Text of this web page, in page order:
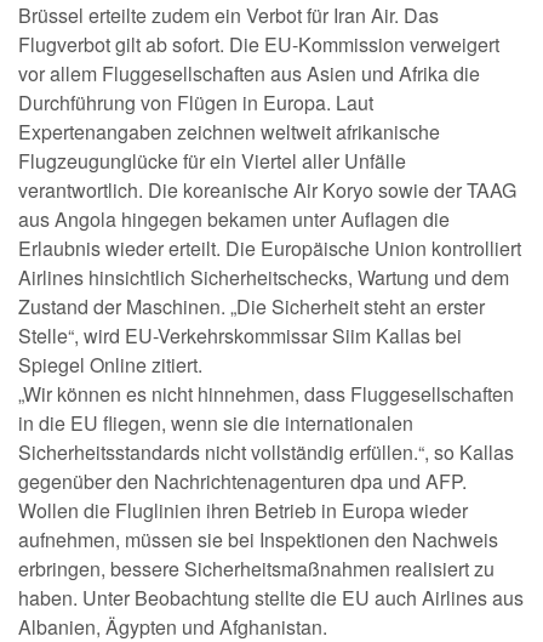
Brüssel erteilte zudem ein Verbot für Iran Air. Das
Flugverbot gilt ab sofort. Die EU-Kommission verweigert
vor allem Fluggesellschaften aus Asien und Afrika die
Durchführung von Flügen in Europa. Laut
Expertenangaben zeichnen weltweit afrikanische
Flugzeugunglücke für ein Viertel aller Unfälle
verantwortlich. Die koreanische Air Koryo sowie der TAAG
aus Angola hingegen bekamen unter Auflagen die
Erlaubnis wieder erteilt. Die Europäische Union kontrolliert
Airlines hinsichtlich Sicherheitschecks, Wartung und dem
Zustand der Maschinen. „Die Sicherheit steht an erster
Stelle“, wird EU-Verkehrskommissar Siim Kallas bei
Spiegel Online zitiert.
„Wir können es nicht hinnehmen, dass Fluggesellschaften
in die EU fliegen, wenn sie die internationalen
Sicherheitsstandards nicht vollständig erfüllen.“, so Kallas
gegenüber den Nachrichtenagenturen dpa und AFP.
Wollen die Fluglinien ihren Betrieb in Europa wieder
aufnehmen, müssen sie bei Inspektionen den Nachweis
erbringen, bessere Sicherheitsmaßnahmen realisiert zu
haben. Unter Beobachtung stellte die EU auch Airlines aus
Albanien, Ägypten und Afghanistan.